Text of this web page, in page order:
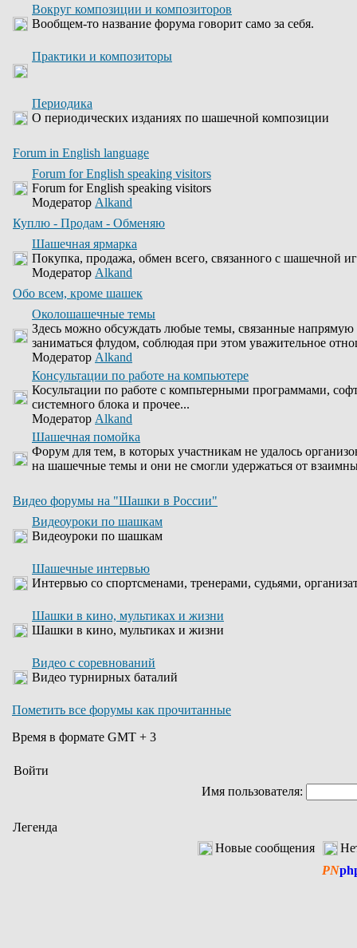
Вокруг композиции и композиторов
Вообщем-то название форума говорит само за себя.
Практики и композиторы
Периодика
О периодических изданиях по шашечной композиции
Forum in English language
Forum for English speaking visitors
Forum for English speaking visitors
Модератор Alkand
Куплю - Продам - Обменяю
Шашечная ярмарка
Покупка, продажа, обмен всего, связанного с шашечной
Модератор Alkand
Обо всем, кроме шашек
Околошашечные темы
Здесь можно обсуждать любые темы, связанные
заниматься флудом, соблюдая при этом уважительное
Модератор Alkand
Консультации по работе на компьютере
Косультации по работе с компьтерными программами,
системного блока и прочее...
Модератор Alkand
Шашечная помойка
Форум для тем, в которых участникам не удалось
на шашечные темы и они не смогли удержаться от
Видео форумы на "Шашки в России"
Видеоуроки по шашкам
Видеоуроки по шашкам
Шашечные интервью
Интервью со спортсменами, тренерами, судьями,
Шашки в кино, мультиках и жизни
Шашки в кино, мультиках и жизни
Видео с соревнований
Видео турнирных баталий
Пометить все форумы как прочитанные
Время в формате GMT + 3
Войти
Имя пользователя:
Легенда
Новые сообщения
PN